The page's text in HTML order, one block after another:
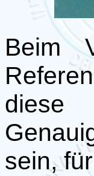
Beim
diese
sein,